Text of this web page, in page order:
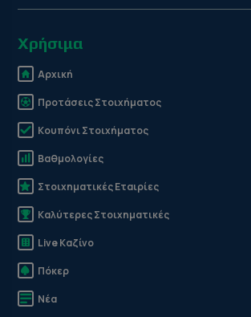
Χρήσιμα
Αρχική
Προτάσεις Στοιχήματος
Κουπόνι Στοιχήματος
Βαθμολογίες
Στοιχηματικές Εταιρίες
Καλύτερες Στοιχηματικές
Live Καζίνο
Πόκερ
Νέα